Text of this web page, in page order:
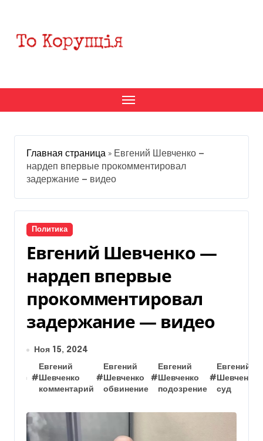
содержанию
Главная страница » Евгений Шевченко —
нардеп впервые прокомментировал
задержание — видео
Политика
Евгений Шевченко —
нардеп впервые
прокомментировал
задержание — видео
Ноя 15, 2024
#
Евгений
Шевченко
комментарий
#
Евгений
Шевченко
обвинение
#
Евгений
Шевченко
подозрение
#
Евгений
Шевченко
суд